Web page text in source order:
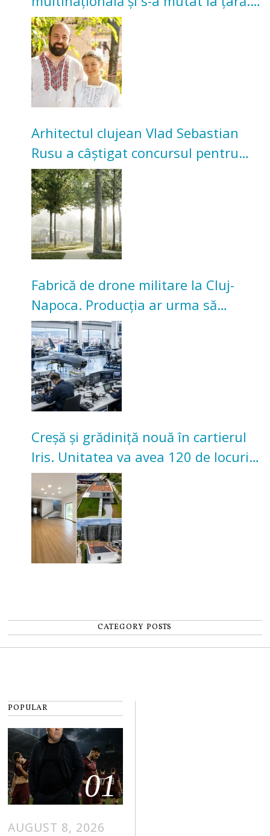
Acum cultivă legume în grădina
bunicilor
Arhitectul clujean Vlad Sebastian
Rusu a câștigat concursul pentru
transformarea Grădinii Casei
Universitarilor
Fabrică de drone militare la Cluj-
Napoca. Producția ar urma să
înceapă în toamna acestui an
Creșă și grădiniță nouă în cartierul
Iris. Unitatea va avea 120 de locuri
pentru copii
CATEGORY POSTS
POPULAR
01
AUGUST 8, 2026